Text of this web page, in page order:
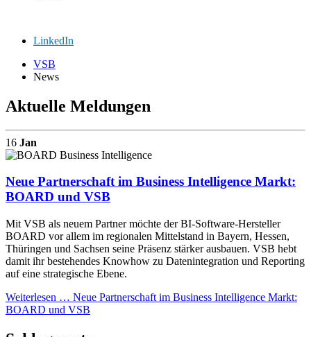
LinkedIn
VSB
News
Aktuelle Meldungen
16 Jan
Neue Partnerschaft im Business Intelligence Markt:
BOARD und VSB
Mit VSB als neuem Partner möchte der BI-Software-Hersteller
BOARD vor allem im regionalen Mittelstand in Bayern, Hessen,
Thüringen und Sachsen seine Präsenz stärker ausbauen. VSB hebt
damit ihr bestehendes Knowhow zu Datenintegration und Reporting
auf eine strategische Ebene.
Weiterlesen … Neue Partnerschaft im Business Intelligence Markt:
BOARD und VSB